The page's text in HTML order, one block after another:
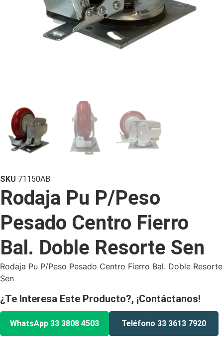
SKU 71150AB
Rodaja Pu P/Peso
Pesado Centro Fierro
Bal. Doble Resorte Sen
Rodaja Pu P/Peso Pesado Centro Fierro Bal. Doble Resorte
Sen
¿Te Interesa Este Producto?, ¡Contáctanos!
WhatsApp 33 3808 4503 Teléfono 33 3613 7920